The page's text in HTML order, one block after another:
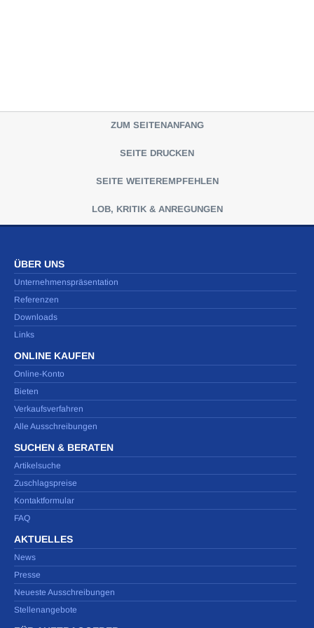
ZUM SEITENANFANG
SEITE DRUCKEN
SEITE WEITEREMPFEHLEN
LOB, KRITIK & ANREGUNGEN
ÜBER UNS
Unternehmenspräsentation
Referenzen
Downloads
Links
ONLINE KAUFEN
Online-Konto
Bieten
Verkaufsverfahren
Alle Ausschreibungen
SUCHEN & BERATEN
Artikelsuche
Zuschlagspreise
Kontaktformular
FAQ
AKTUELLES
News
Presse
Neueste Ausschreibungen
Stellenangebote